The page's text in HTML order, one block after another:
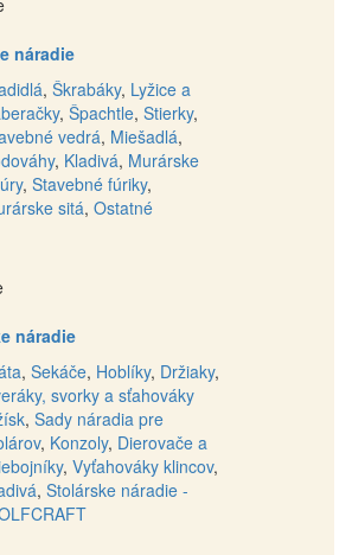
náradie
, Škrabáky, Lyžice a
, Špachtle, Stierky,
vedrá, Miešadlá,
, Kladivá, Murárske
, Stavebné fúriky,
sitá, Ostatné
náradie
, Sekáče, Hoblíky, Držiaky,
svorky a sťahováky
, Sady náradia pre
, Konzoly, Dierovače a
, Vyťahováky klincov,
, Stolárske náradie -